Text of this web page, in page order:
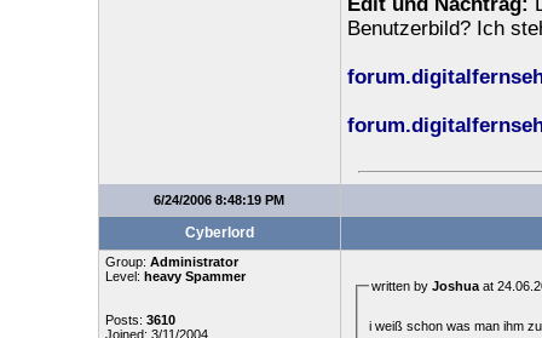
Benutzerbild? Ich
6/24/2006 8:48:19 PM
Cyberlord
Group: Administrator
Level: heavy Spammer
Posts: 3610
Joined: 3/11/2004
written by Joshuaat
i weiß schon was man ihm